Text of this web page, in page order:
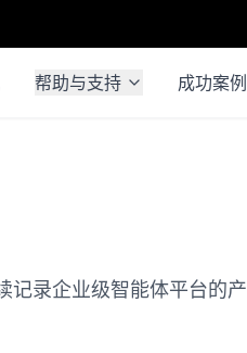
帮助与支持 成功案例
记录企业级智能体平台的产